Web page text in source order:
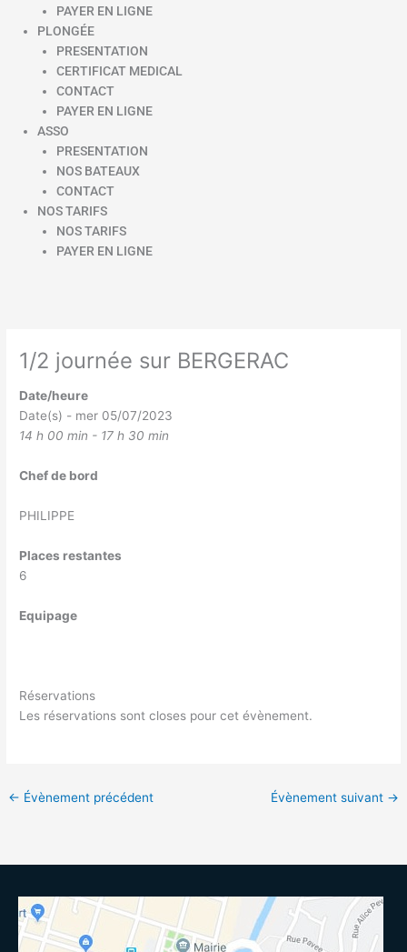
PAYER EN LIGNE
PLONGÉE
PRESENTATION
CERTIFICAT MEDICAL
CONTACT
PAYER EN LIGNE
ASSO
PRESENTATION
NOS BATEAUX
CONTACT
NOS TARIFS
NOS TARIFS
PAYER EN LIGNE
1/2 journée sur BERGERAC
Date/heure
Date(s) - mer 05/07/2023
14 h 00 min - 17 h 30 min
Chef de bord
PHILIPPE
Places restantes
6
Equipage
Réservations
Les réservations sont closes pour cet évènement.
← Évènement précédent Évènement suivant →